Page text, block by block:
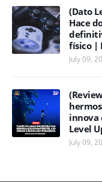
(Dato
Hace
físico |
July 09,
innova
Level
July 09,